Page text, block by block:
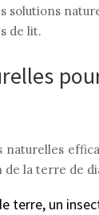
solutions
de lit.
naturelles
la terre de
terre, un